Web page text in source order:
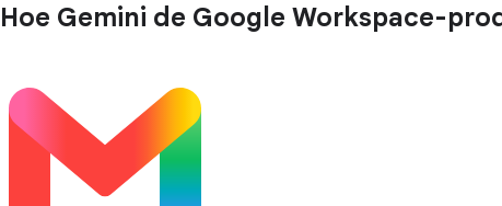
Hoe Gemini de Google Workspace-